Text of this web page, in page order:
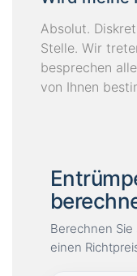
Absolut.
Stelle. Wir
besprechen
von Ihnen
Berechnen
einen